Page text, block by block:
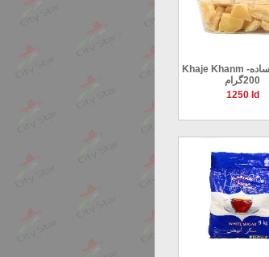
Khaje Khanm -شەکری سادە
200گرام
1250 Id